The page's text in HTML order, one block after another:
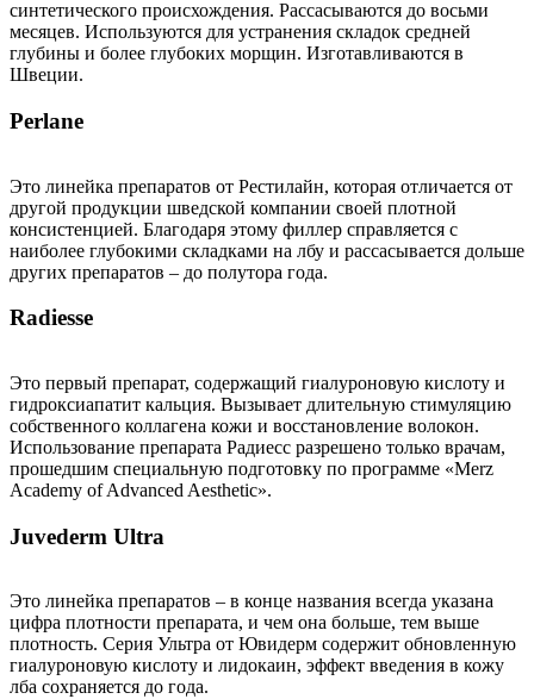
синтетического происхождения. Рассасываются до восьми
месяцев. Используются для устранения складок средней
глубины и более глубоких морщин. Изготавливаются в
Швеции.
Perlane
Это линейка препаратов от Рестилайн, которая отличается от
другой продукции шведской компании своей плотной
консистенцией. Благодаря этому филлер справляется с
наиболее глубокими складками на лбу и рассасывается дольше
других препаратов – до полутора года.
Radiesse
Это первый препарат, содержащий гиалуроновую кислоту и
гидроксиапатит кальция. Вызывает длительную стимуляцию
собственного коллагена кожи и восстановление волокон.
Использование препарата Радиесс разрешено только врачам,
прошедшим специальную подготовку по программе «Merz
Academy of Advanced Aesthetic».
Juvederm Ultra
Это линейка препаратов – в конце названия всегда указана
цифра плотности препарата, и чем она больше, тем выше
плотность. Серия Ультра от Ювидерм содержит обновленную
гиалуроновую кислоту и лидокаин, эффект введения в кожу
лба сохраняется до года.